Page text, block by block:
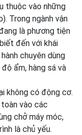
thuộc vào những
Trong ngành vận
là phương tiện
đến với khái
chuyên dùng
ẩm, hàng sá và
không có động cơ.
vào các
chở máy móc,
là chủ yếu.